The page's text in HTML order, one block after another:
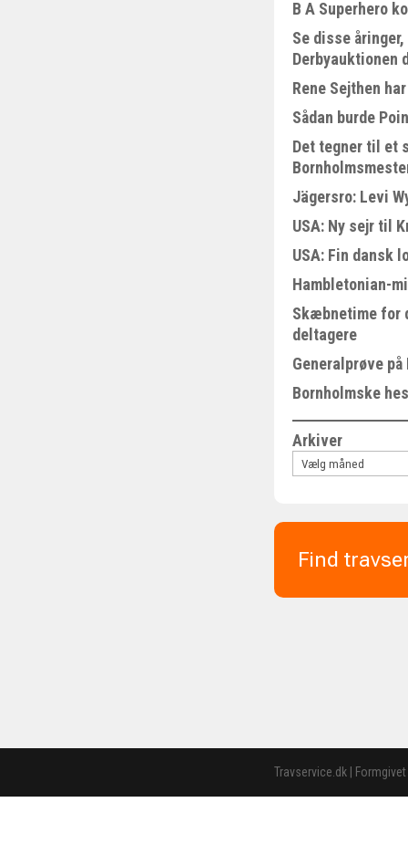
B A Superhero
Se disse
Derbyauktionen
Rene Sejthen
Sådan burde
Det tegner til et
Jägersro: Levi
USA: Ny sejr til
USA: Fin dansk
Hambletonian-
Skæbnetime for
deltagere
Generalprøve
Bornholmske
Arkiver
Find
Travservice.dk |